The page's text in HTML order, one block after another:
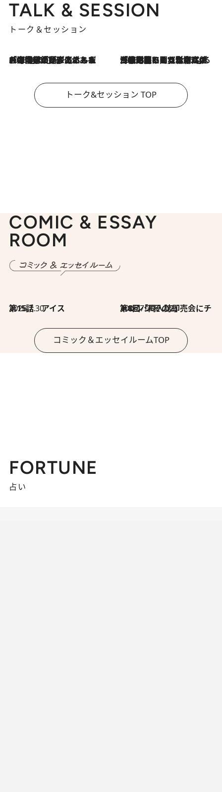
TALK & SESSION
トーク＆セッション
2026.8.3
「今後値上げがあるとすれば…」「リスクがあるのは今年の冬」エネルギー専門家が語る、ホルムズ海峡封鎖が家庭にもたらす“ある心配” 2026.8.3
「住宅建てられない…」「サーチャージ料の高値が続いている」ホルムズ海峡封鎖による影響はいつまで続く？《エネルギー専門家に聞く“どうなる日本の暮らし”》
トーク&セッション TOP
COMIC & ESSAY
ROOM
2026.7.30
第15話 アイス 2026.7.30
第8回「同人誌即売会にチャレンジ その2」
コミック＆エッセイルームTOP
FORTUNE
占い